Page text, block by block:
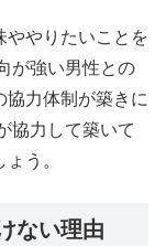
ややりたいことを
が強い男性との
協力体制が築きに
協力して築いて
う。
ない理由